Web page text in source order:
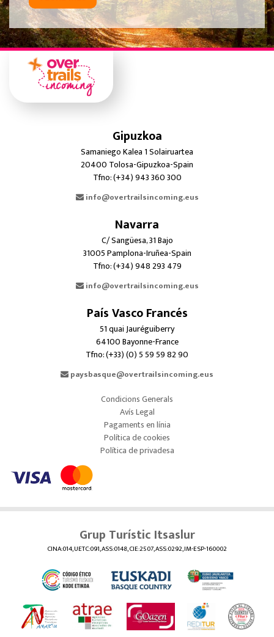
Gipuzkoa
Samaniego Kalea 1 Solairuartea
20400 Tolosa-Gipuzkoa-Spain
Tfno: (+34) 943 360 300
info@overtrailsincoming.eus
Navarra
C/ Sangüesa, 31 Bajo
31005 Pamplona-Iruñea-Spain
Tfno: (+34) 948 293 479
info@overtrailsincoming.eus
País Vasco Francés
51 quai Jauréguiberry
64100 Bayonne-France
Tfno: (+33) (0) 5 59 59 82 90
paysbasque@overtrailsincoming.eus
Condicions Generals
Avís Legal
Pagaments en línia
Política de cookies
Política de privadesa
Grup Turístic Itsaslur
CINA:014, UETC:091, ASS:0148, CIE:2507, ASS:0292, IM-ESP-160002